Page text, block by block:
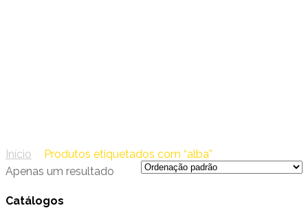
Início
Produtos etiquetados com “alba”
Apenas um resultado
Catálogos